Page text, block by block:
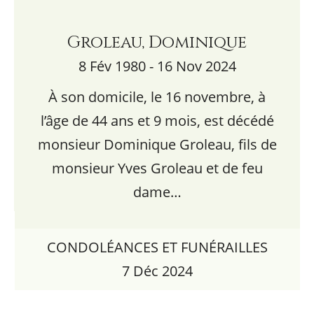
Groleau, Dominique
8 Fév 1980 - 16 Nov 2024
À son domicile, le 16 novembre, à
l’âge de 44 ans et 9 mois, est décédé
monsieur Dominique Groleau, fils de
monsieur Yves Groleau et de feu
dame…
CONDOLÉANCES ET FUNÉRAILLES
7 Déc 2024